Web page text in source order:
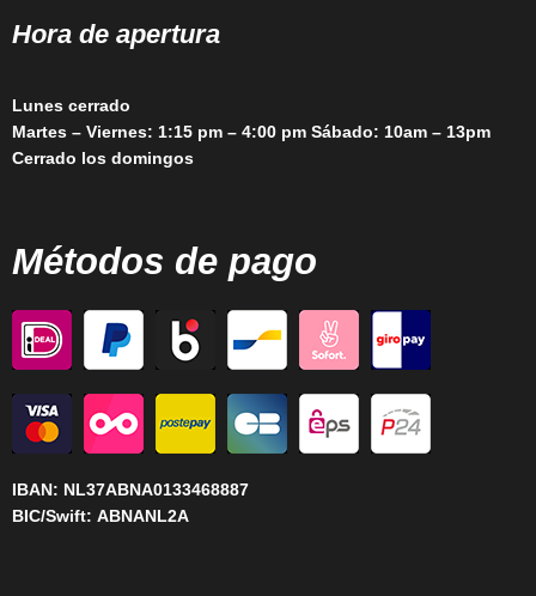
Hora de apertura
Lunes cerrado
Martes – Viernes: 1:15 pm – 4:00 pm Sábado: 10am – 13pm
Cerrado los domingos
Métodos de pago
IBAN: NL37ABNA0133468887
BIC/Swift: ABNANL2A